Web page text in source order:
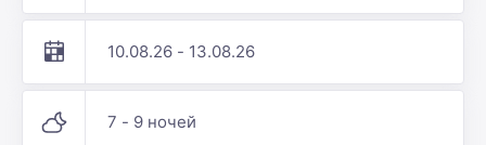
10.08.26 - 13.08.26
7 - 9 ночей